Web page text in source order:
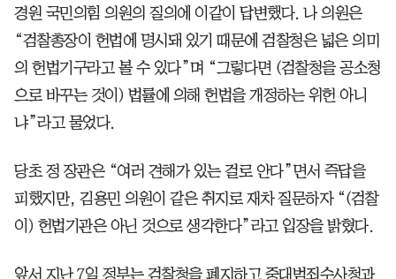
경원 국민의힘 의원의 질의에 이같이 답변했다. 나 의원은
“검찰총장이 헌법에 명시돼 있기 때문에 검찰청은 넓은 의미
의 헌법기구라고 볼 수 있다”며 “그렇다면 (검찰청을 공소청
으로 바꾸는 것이) 법률에 의해 헌법을 개정하는 위헌 아니
냐”라고 물었다.
당초 정 장관은 “여러 견해가 있는 걸로 안다”면서 즉답을
피했지만, 김용민 의원이 같은 취지로 재차 질문하자 “(검찰
이) 헌법기관은 아닌 것으로 생각한다”라고 입장을 밝혔다.
앞서 지난 7일 정부는 검찰청을 폐지하고 중대범죄수사청과